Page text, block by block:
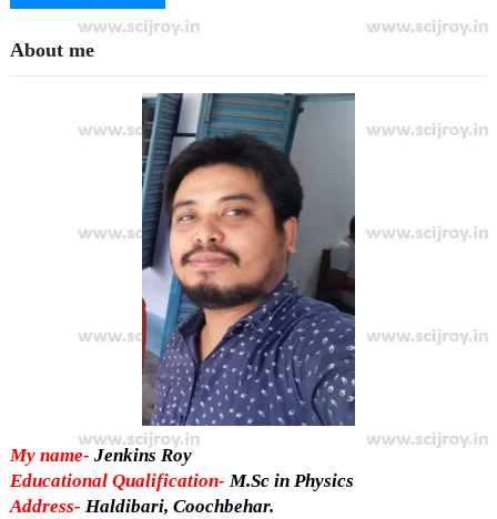
About me
My name- Jenkins Roy
Educational Qualification- M.Sc in Physics
Address- Haldibari, Coochbehar.